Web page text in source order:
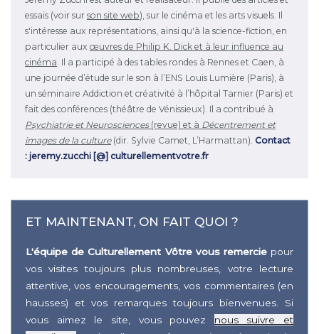
essais (voir sur son site web), sur le cinéma et les arts visuels. Il
s'intéresse aux représentations, ainsi qu'à la science-fiction, en
particulier aux œuvres de Philip K. Dick et à leur influence au
cinéma. Il a participé à des tables rondes à Rennes et Caen, à
une journée d’étude sur le son à l’ENS Louis Lumière (Paris), à
un séminaire Addiction et créativité à l’hôpital Tarnier (Paris) et
fait des conférences (théâtre de Vénissieux). Il a contribué à
Psychiatrie et Neurosciences(revue) et à Décentrement et
images de la culture(dir. Sylvie Camet, L’Harmattan). Contact
: jeremy.zucchi [@] culturellementvotre.fr
ET MAINTENANT, ON FAIT QUOI ?
L'équipe de Culturellement Vôtre vous remerciepour
vos visites toujours plus nombreuses, votre lecture
attentive, vos encouragements, vos commentaires (en
hausses) et vos remarques toujours bienvenues. Si
vous aimez le site, vous pouvez nous suivre et